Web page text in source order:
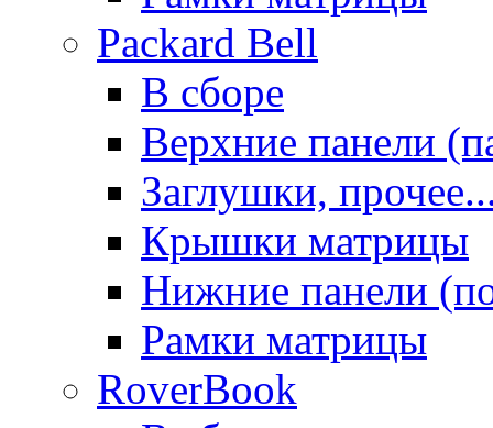
Packard Bell
В сборе
Верхние панели
Заглушки,
Крышки матрицы
Нижние панели
Рамки матрицы
RoverBook